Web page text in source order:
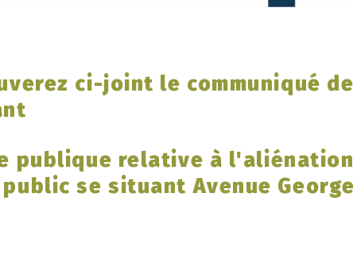
ci-joint le communiqué
publique relative à
se situant Avenue